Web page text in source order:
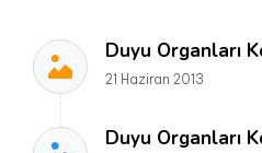
Duyu Organları
21 Haziran 2013
Duyu Organları